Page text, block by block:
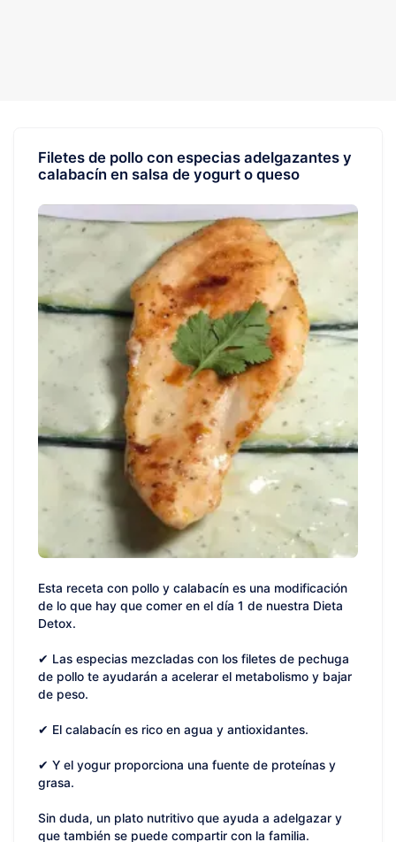
Filetes de pollo con especias adelgazantes y
calabacín en salsa de yogurt o queso
Esta receta con pollo y calabacín es una modificación
de lo que hay que comer en el día 1 de nuestra Dieta
Detox.
✔ Las especias mezcladas con los filetes de pechuga
de pollo te ayudarán a acelerar el metabolismo y bajar
de peso.
✔ El calabacín es rico en agua y antioxidantes.
✔ Y el yogur proporciona una fuente de proteínas y
grasa.
Sin duda, un plato nutritivo que ayuda a adelgazar y
que también se puede compartir con la familia.